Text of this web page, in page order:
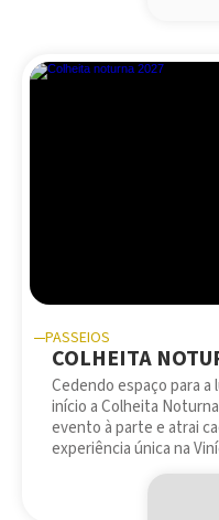
PASSEIOS
COLHEITA
Cedendo espaço para a
início a Colheita
evento à parte e atrai
experiência única na